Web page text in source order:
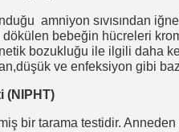
amniyon sıvısından iğne
dökülen bebeğin hücreleri
bozukluğu ile ilgili daha
ve enfeksiyon gibi
(NIPHT)
bir tarama testidir.